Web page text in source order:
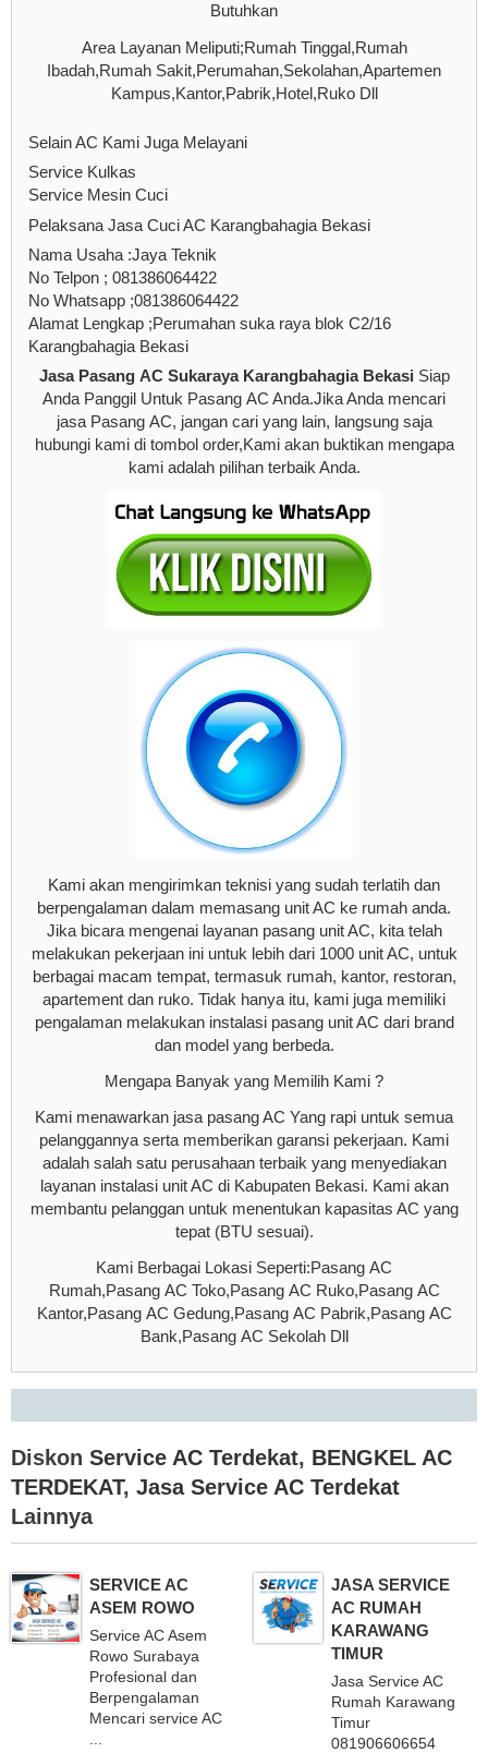
Butuhkan
Area Layanan Meliputi;Rumah Tinggal,Rumah
Ibadah,Rumah Sakit,Perumahan,Sekolahan,Apartemen
Kampus,Kantor,Pabrik,Hotel,Ruko Dll
Selain AC Kami Juga Melayani
Service Kulkas
Service Mesin Cuci
Pelaksana Jasa Cuci AC Karangbahagia Bekasi
Nama Usaha :Jaya Teknik
No Telpon ; 081386064422
No Whatsapp ;081386064422
Alamat Lengkap ;Perumahan suka raya blok C2/16
Karangbahagia Bekasi
Jasa Pasang AC Sukaraya Karangbahagia Bekasi Siap
Anda Panggil Untuk Pasang AC Anda.Jika Anda mencari
jasa Pasang AC, jangan cari yang lain, langsung saja
hubungi kami di tombol order,Kami akan buktikan mengapa
kami adalah pilihan terbaik Anda.
Kami akan mengirimkan teknisi yang sudah terlatih dan
berpengalaman dalam memasang unit AC ke rumah anda.
Jika bicara mengenai layanan pasang unit AC, kita telah
melakukan pekerjaan ini untuk lebih dari 1000 unit AC, untuk
berbagai macam tempat, termasuk rumah, kantor, restoran,
apartement dan ruko. Tidak hanya itu, kami juga memiliki
pengalaman melakukan instalasi pasang unit AC dari brand
dan model yang berbeda.
Mengapa Banyak yang Memilih Kami ?
Kami menawarkan jasa pasang AC Yang rapi untuk semua
pelanggannya serta memberikan garansi pekerjaan. Kami
adalah salah satu perusahaan terbaik yang menyediakan
layanan instalasi unit AC di Kabupaten Bekasi. Kami akan
membantu pelanggan untuk menentukan kapasitas AC yang
tepat (BTU sesuai).
Kami Berbagai Lokasi Seperti:Pasang AC
Rumah,Pasang AC Toko,Pasang AC Ruko,Pasang AC
Kantor,Pasang AC Gedung,Pasang AC Pabrik,Pasang AC
Bank,Pasang AC Sekolah Dll
Diskon Service AC Terdekat, BENGKEL AC
TERDEKAT, Jasa Service AC Terdekat
Lainnya
SERVICE AC
ASEM ROWO
Service AC Asem
Rowo Surabaya
Profesional dan
Berpengalaman
Mencari service AC
JASA SERVICE
AC RUMAH
KARAWANG
TIMUR
Jasa Service AC
Rumah Karawang
Timur
081906606654